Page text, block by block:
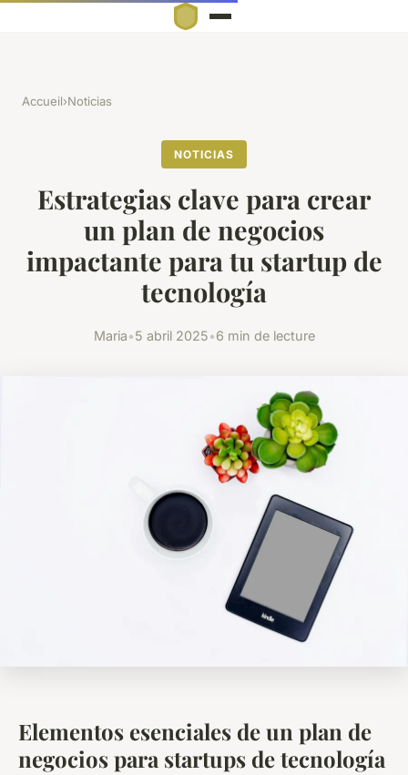
Accueil›Noticias
NOTICIAS
Estrategias clave para crear
un plan de negocios
impactante para tu startup de
tecnología
Maria•5 abril 2025•6 min de lecture
Elementos esenciales de un plan de
negocios para startups de tecnología